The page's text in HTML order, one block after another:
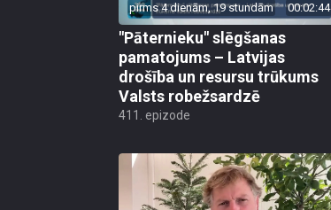
pirms 4 dienām, 19 stundām 00:02:44
"Pāternieku" slēgšanas
pamatojums – Latvijas
drošība un resursu trūkums
Valsts robežsardzē
411. epizode